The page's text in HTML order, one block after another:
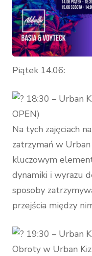
Piątek 14.06:
18:30 – Urban
OPEN)
Na tych zajęciach
zatrzymań w
kluczowym
dynamiki i wyrazu
sposoby
przejścia między
19:30 – Urban
Obroty w Urban